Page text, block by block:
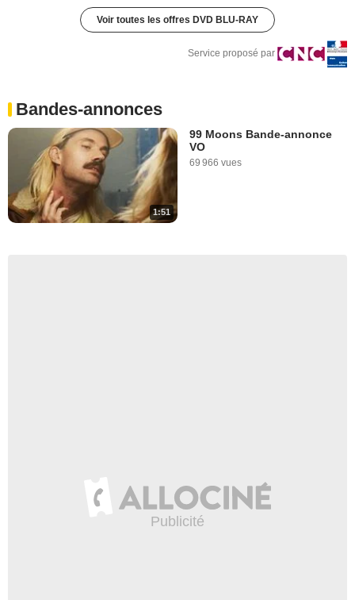
Voir toutes les offres DVD BLU-RAY
Service proposé par
Bandes-annonces
1:51
99 Moons Bande-annonce
VO
69 966 vues